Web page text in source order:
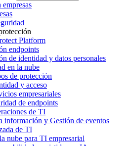
empresas
Platform
endpoints
de identidad y datos personales
en la nube
de protección
y acceso
empresariales
de endpoints
de TI
información y Gestión de eventos
de TI
nube para TI empresarial